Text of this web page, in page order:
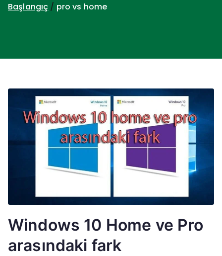
Başlangıç pro vs home
Windows 10 Home ve Pro
arasındaki fark